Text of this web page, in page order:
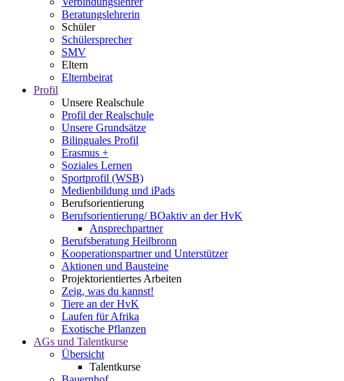
Beratungslehrerin
Schüler
Schülersprecher
SMV
Eltern
Elternbeirat
Profil
Unsere Realschule
Profil der Realschule
Unsere Grundsätze
Bilinguales Profil
Erasmus +
Soziales Lernen
Sportprofil (WSB)
Medienbildung und iPads
Berufsorientierung
Berufsorientierung/ BOaktiv an der HvK
Ansprechpartner
Berufsberatung Heilbronn
Kooperationspartner und Unterstützer
Aktionen und Bausteine
Projektorientiertes Arbeiten
Zeig, was du kannst!
Tiere an der HvK
Laufen für Afrika
Exotische Pflanzen
AGs und Talentkurse
Übersicht
Talentkurse